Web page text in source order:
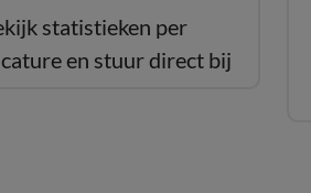
statistieken per
en stuur direct bij